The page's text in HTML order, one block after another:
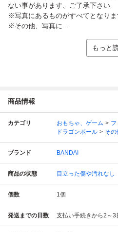
ない事があります、ご了承下さい
※写真にあるものがすべてとなり
※その他、写真に...
もっと
商品情報
カテゴリ おもちゃ、ゲーム フ
ドラゴンボール
その
ブランド BANDAI
商品の状態 目立った傷や汚れなし
個数 1個
発送までの日数 支払い手続きから2～3